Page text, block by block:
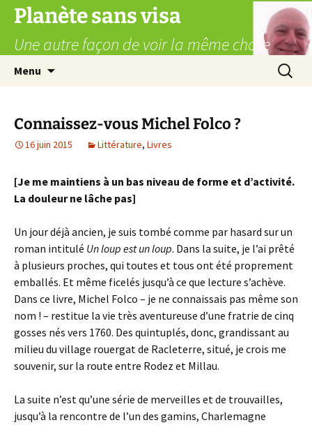
Aller
contenu
Planète sans visa
Une autre façon de voir la même chose
Menu
Connaissez-vous Michel Folco ?
16 juin 2015 Littérature, Livres
[Je me maintiens à un bas niveau de forme et d’activité.
La douleur ne lâche pas]
Un jour déjà ancien, je suis tombé comme par hasard sur un
roman intitulé Un loup est un loup. Dans la suite, je l’ai prêté
à plusieurs proches, qui toutes et tous ont été proprement
emballés. Et même ficelés jusqu’à ce que lecture s’achève.
Dans ce livre, Michel Folco – je ne connaissais pas même son
nom ! – restitue la vie très aventureuse d’une fratrie de cinq
gosses nés vers 1760. Des quintuplés, donc, grandissant au
milieu du village rouergat de Racleterre, situé, je crois me
souvenir, sur la route entre Rodez et Millau.
La suite n’est qu’une série de merveilles et de trouvailles,
jusqu’à la rencontre de l’un des gamins, Charlemagne